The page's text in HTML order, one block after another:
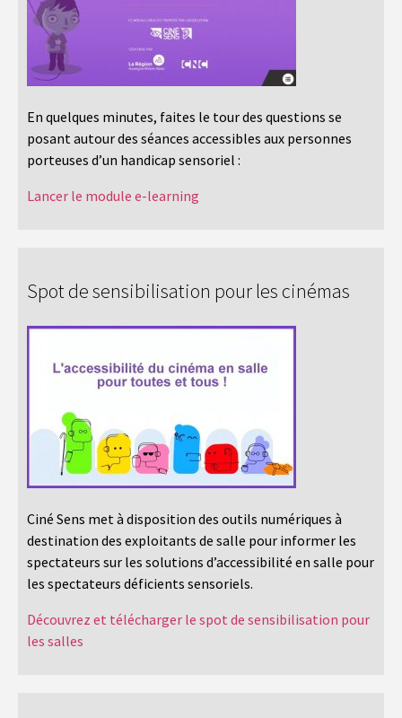
En quelques minutes, faites le tour des questions se
posant autour des séances accessibles aux personnes
porteuses d’un handicap sensoriel :
Lancer le module e-learning
Spot de sensibilisation pour les cinémas
Ciné Sens met à disposition des outils numériques à
destination des exploitants de salle pour informer les
spectateurs sur les solutions d’accessibilité en salle pour
les spectateurs déficients sensoriels.
Découvrez et télécharger le spot de sensibilisation pour
les salles